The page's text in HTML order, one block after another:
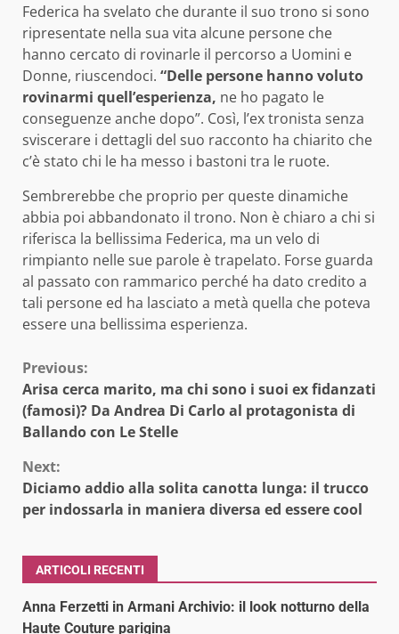
Federica ha svelato che durante il suo trono si sono
ripresentate nella sua vita alcune persone che
hanno cercato di rovinarle il percorso a Uomini e
Donne, riuscendoci. “Delle persone hanno voluto
rovinarmi quell’esperienza, ne ho pagato le
conseguenze anche dopo”. Così, l’ex tronista senza
sviscerare i dettagli del suo racconto ha chiarito che
c’è stato chi le ha messo i bastoni tra le ruote.
Sembrerebbe che proprio per queste dinamiche
abbia poi abbandonato il trono. Non è chiaro a chi si
riferisca la bellissima Federica, ma un velo di
rimpianto nelle sue parole è trapelato. Forse guarda
al passato con rammarico perché ha dato credito a
tali persone ed ha lasciato a metà quella che poteva
essere una bellissima esperienza.
Continue
Reading
Previous:
Arisa cerca marito, ma chi sono i suoi ex fidanzati
(famosi)? Da Andrea Di Carlo al protagonista di
Ballando con Le Stelle
Next:
Diciamo addio alla solita canotta lunga: il trucco
per indossarla in maniera diversa ed essere cool
ARTICOLI RECENTI
Anna Ferzetti in Armani Archivio: il look notturno della
Haute Couture parigina